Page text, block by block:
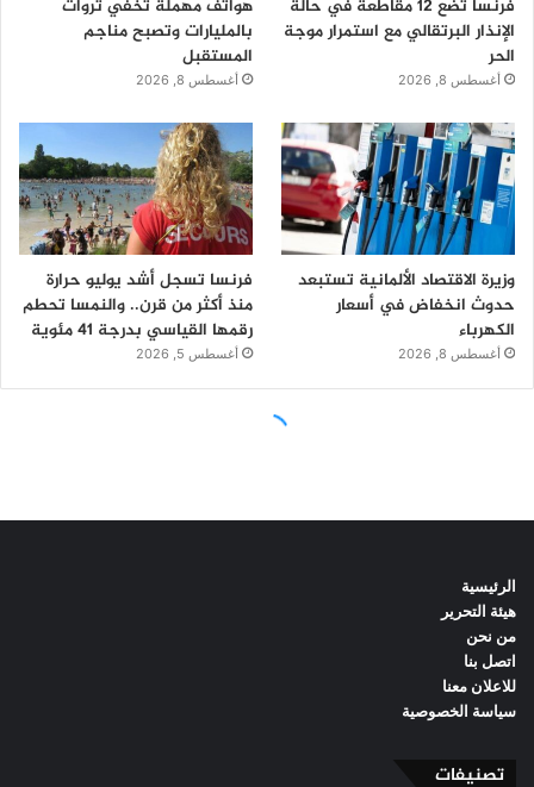
الرئيسية
هيئة التحرير
من نحن
اتصل بنا
للاعلان معنا
سياسة الخصوصية
تصنيفات